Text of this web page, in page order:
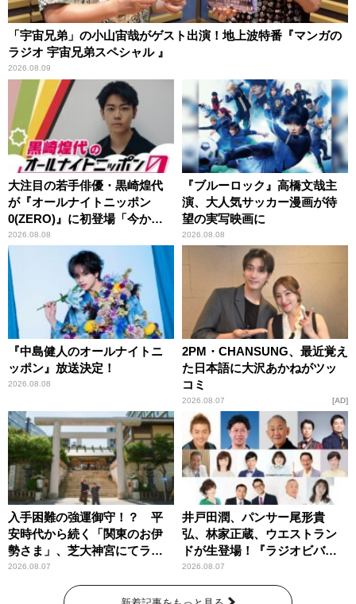
「宇宙兄弟」の小山宙哉がゲスト出演！地上波特番『マンガの
ラジオ 宇宙兄弟スペシャル 』
2026.08.09
大注目の若手俳優・黒崎煌代
が『オールナイトニッポン
0(ZERO)』に初登場「今から
とてもワクワクしておりま
す！」
2026.08.08
『ブルーロック』高橋文哉主
演、大人気サッカー漫画が待
望の実写映画に
2026.08.08
『中島健人のオールナイトニ
ッポン』放送決定！
2026.08.08
2PM・CHANSUNG、最近覚え
た日本語に大沢あかねがツッ
コミ
2026.08.07 AD
入手困難の強運御守！？ 平
安時代から続く「関東のお伊
勢さま」、芝大神宮にてラン
パンプスが合格祈願！
2026.08.07
井戸田潤、パンサー尾形貴
弘、林家正蔵、ウエストラン
ドが生登場！『ラジオビバリ
ー昼ズ』
2026.08.07